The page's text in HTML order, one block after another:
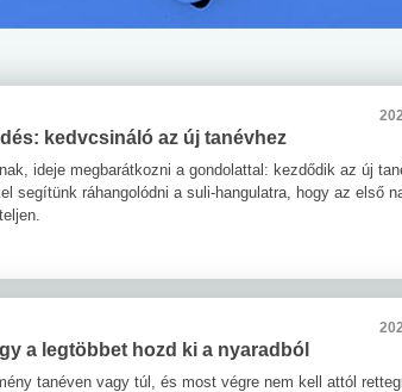
kedvcsináló az új tanévhez
ideje megbarátkozni a gondolattal: kezdődik az új
segítünk ráhangolódni a suli-hangulatra, hogy az első
a legtöbbet hozd ki a nyaradból
tanéven vagy túl, és most végre nem kell attól